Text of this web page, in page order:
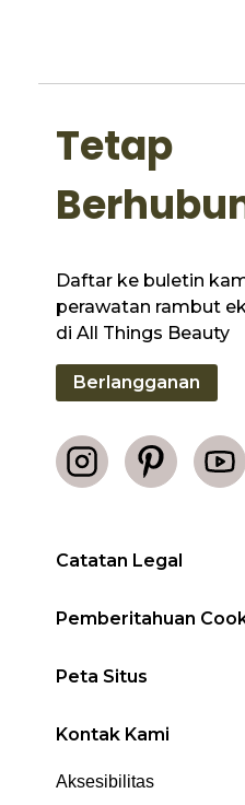
Catatan Legal
Pemberitahuan
Peta Situs
Kontak Kami
Aksesibilitas
Tetap
Daftar ke buletin
perawatan rambut
di All Things Beauty
Berlangganan